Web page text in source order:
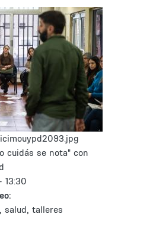
cuidás se nota" con
salud, talleres